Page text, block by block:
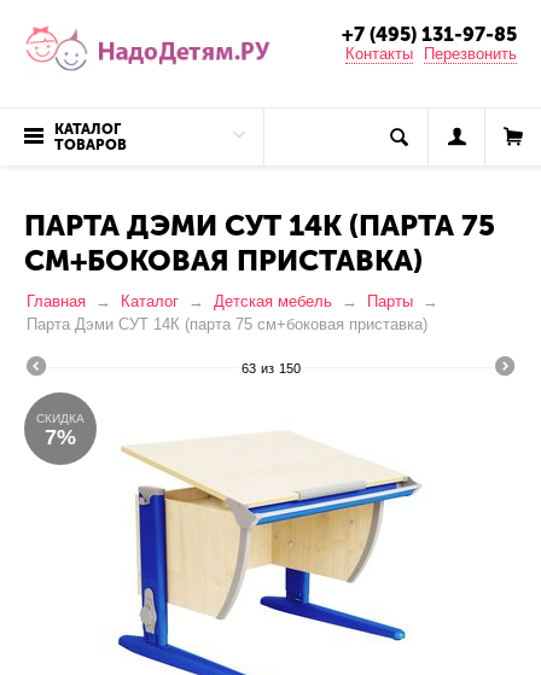
+7 (495) 131-97-85
Контакты Перезвонить
КАТАЛОГ
ТОВАРОВ
ПАРТА ДЭМИ СУТ 14К (ПАРТА 75
СМ+БОКОВАЯ ПРИСТАВКА)
Главная Каталог Детская мебель
Парты
Парта Дэми СУТ 14К (парта 75 см+боковая приставка)
63 из 150
СКИДКА
7%